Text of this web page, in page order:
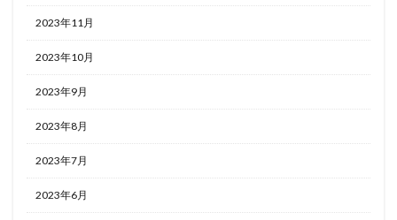
2023年11月
2023年10月
2023年9月
2023年8月
2023年7月
2023年6月